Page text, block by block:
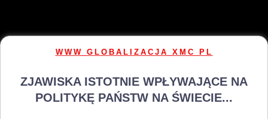
WWW GLOBALIZACJA XMC PL
ZJAWISKA ISTOTNIE WPŁYWAJĄCE NA
POLITYKĘ PAŃSTW NA ŚWIECIE...